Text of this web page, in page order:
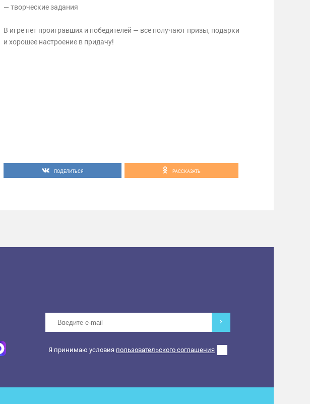
— творческие задания
В игре нет проигравших и победителей — все получают призы, подарки
и хорошее настроение в придачу!
ПОДЕЛИТЬСЯ РАССКАЗАТЬ
Я принимаю условия пользовательского соглашения